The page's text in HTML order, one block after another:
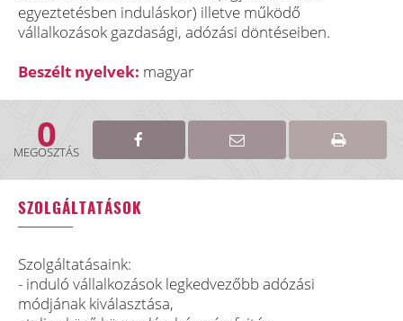
egyeztetésben induláskor) illetve működő
vállalkozások gazdasági, adózási döntéseiben.
Beszélt nyelvek: magyar
0
MEGOSZTÁS
SZOLGÁLTATÁSOK
Szolgáltatásaink:
- induló vállalkozások legkedvezőbb adózási
módjának kiválasztása,